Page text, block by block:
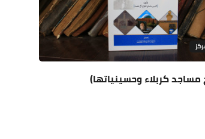
مساجد كربلاء وحسينياتها)